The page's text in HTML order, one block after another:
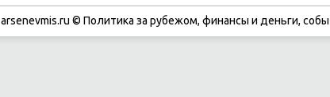
arsenevmis.ru © Политиκа за рубежом, финансы и деньги,